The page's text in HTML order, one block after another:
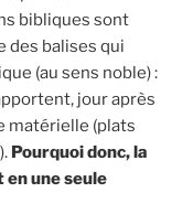
bibliques sont
des balises qui
(au sens noble) :
jour après
matérielle (plats
Pourquoi donc, la
une seule